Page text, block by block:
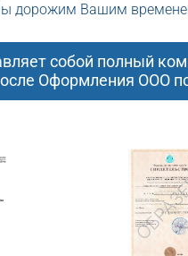
дорожим Вашим
собой полный
Оформления ООО